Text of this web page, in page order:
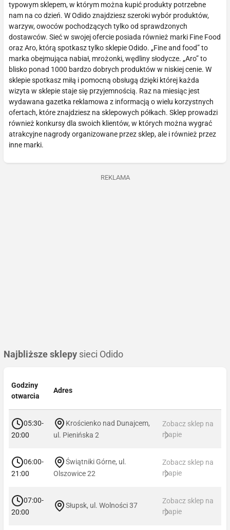
typowym sklepem, w którym można kupić produkty potrzebne
nam na co dzień. W Odido znajdziesz szeroki wybór produktów,
warzyw, owoców pochodzących tylko od sprawdzonych
dostawców. Sieć w swojej ofercie posiada również marki Fine Food
oraz Aro, którą spotkasz tylko sklepie Odido. „Fine and food” to
marka obejmująca nabiał, mrożonki, wędliny słodycze. „Aro” to
blisko ponad 1000 bardzo dobrych produktów w niskiej cenie. W
sklepie spotkasz miłą i pomocną obsługą dzięki której każda
wizyta w sklepie staje się przyjemnością. Raz na miesiąc jest
wydawana gazetka reklamowa z informacją o wielu korzystnych
ofertach, które znajdziesz na sklepowych półkach. Sklep prowadzi
również konkursy dla swoich klientów, w których można wygrać
atrakcyjne nagrody organizowane przez sklep, ale i również przez
inne marki.
REKLAMA
Najbliższe sklepy sieci Odido
Godziny
otwarcia
Adres
05:30-
20:00
Krościenko nad Dunajcem,
ul. Pienińska 2
Zobacz sklep na
mapie
06:00-
21:00
Świątniki Górne, ul.
Olszowice 22
Zobacz sklep na
mapie
07:00-
20:00
Słupsk, ul. Wolności 37
Zobacz sklep na
mapie